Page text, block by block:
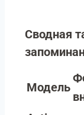
Сводная
Модель